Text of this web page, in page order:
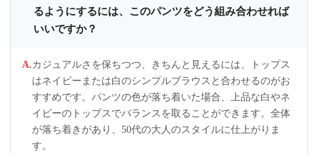
るようにするには、このパンツをどう組み合わせれば
いいですか？
カジュアルさを保ちつつ、きちんと見えるには、トップス
はネイビーまたは白のシンプルブラウスと合わせるのがお
すすめです。パンツの色が落ち着いた場合、上品な白やネ
イビーのトップスでバランスを取ることができます。全体
が落ち着きがあり、50代の大人のスタイルに仕上がりま
す。